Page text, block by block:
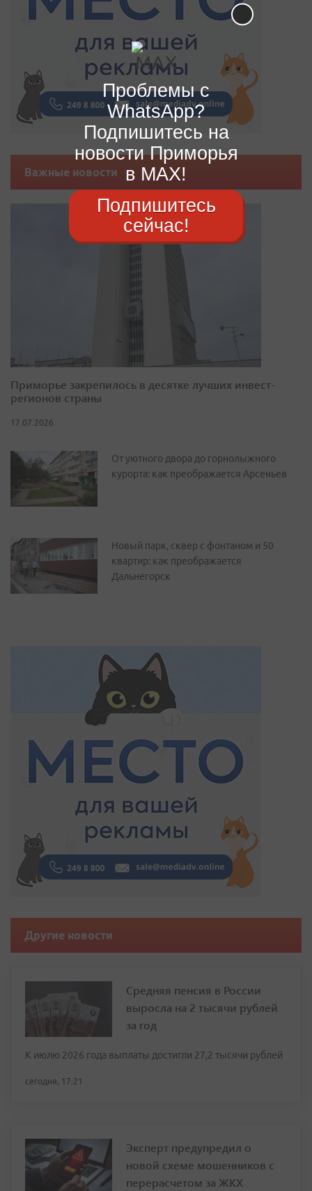
Важные новости
Приморье закрепилось в десятке лучших инвест-
регионов страны
17.07.2026
От уютного двора до горнолыжного
курорта: как преображается Арсеньев
Новый парк, сквер с фонтаном и 50
квартир: как преображается
Дальнегорск
Другие новости
Средняя пенсия в России
выросла на 2 тысячи рублей
за год
К июлю 2026 года выплаты достигли 27,2 тысячи рублей
сегодня, 17:21
Эксперт предупредил о
новой схеме мошенников с
перерасчетом за ЖКХ
Проблемы с
WhatsApp?
Подпишитесь на
новости Приморья
в MAX!
Подпишитесь
сейчас!